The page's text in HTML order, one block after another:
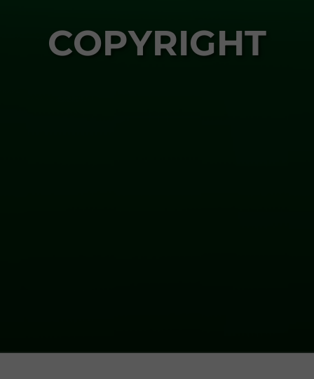
COPYRIGHT